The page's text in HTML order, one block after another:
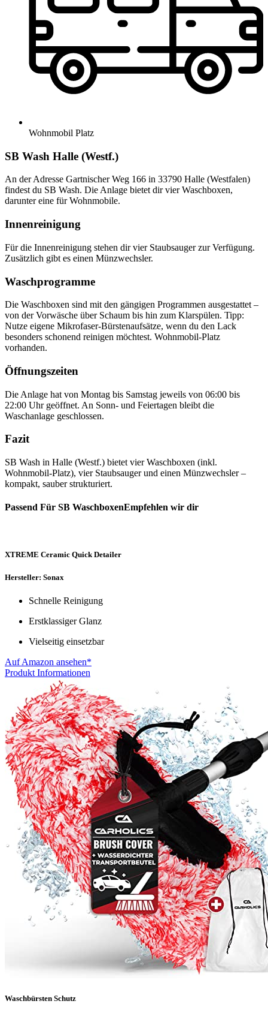
Wohnmobil Platz
SB Wash Halle (Westf.)
An der Adresse Gartnischer Weg 166 in 33790 Halle (Westfalen)
findest du SB Wash. Die Anlage bietet dir vier Waschboxen,
darunter eine für Wohnmobile.
Innenreinigung
Für die Innenreinigung stehen dir vier Staubsauger zur Verfügung.
Zusätzlich gibt es einen Münzwechsler.
Waschprogramme
Die Waschboxen sind mit den gängigen Programmen ausgestattet –
von der Vorwäsche über Schaum bis hin zum Klarspülen. Tipp:
Nutze eigene Mikrofaser-Bürstenaufsätze, wenn du den Lack
besonders schonend reinigen möchtest. Wohnmobil-Platz
vorhanden.
Öffnungszeiten
Die Anlage hat von Montag bis Samstag jeweils von 06:00 bis
22:00 Uhr geöffnet. An Sonn- und Feiertagen bleibt die
Waschanlage geschlossen.
Fazit
SB Wash in Halle (Westf.) bietet vier Waschboxen (inkl.
Wohnmobil-Platz), vier Staubsauger und einen Münzwechsler –
kompakt, sauber strukturiert.
Passend Für SB WaschboxenEmpfehlen wir dir
XTREME Ceramic Quick Detailer
Hersteller: Sonax
Schnelle Reinigung
Erstklassiger Glanz
Vielseitig einsetzbar
Auf Amazon ansehen*
Produkt Informationen
Waschbürsten Schutz